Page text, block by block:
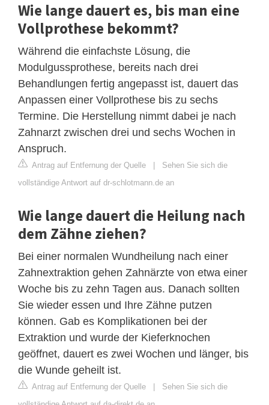
Wie lange dauert es, bis man eine
Vollprothese bekommt?
Während die einfachste Lösung, die
Modulgussprothese, bereits nach drei
Behandlungen fertig angepasst ist, dauert das
Anpassen einer Vollprothese bis zu sechs
Termine. Die Herstellung nimmt dabei je nach
Zahnarzt zwischen drei und sechs Wochen in
Anspruch.
Antrag auf Entfernung der Quelle
Sehen Sie sich die
vollständige Antwort auf dr-schlotmann.de an
Wie lange dauert die Heilung nach
dem Zähne ziehen?
Bei einer normalen Wundheilung nach einer
Zahnextraktion gehen Zahnärzte von etwa einer
Woche bis zu zehn Tagen aus. Danach sollten
Sie wieder essen und Ihre Zähne putzen
können. Gab es Komplikationen bei der
Extraktion und wurde der Kieferknochen
geöffnet, dauert es zwei Wochen und länger, bis
die Wunde geheilt ist.
Antrag auf Entfernung der Quelle
Sehen Sie sich die